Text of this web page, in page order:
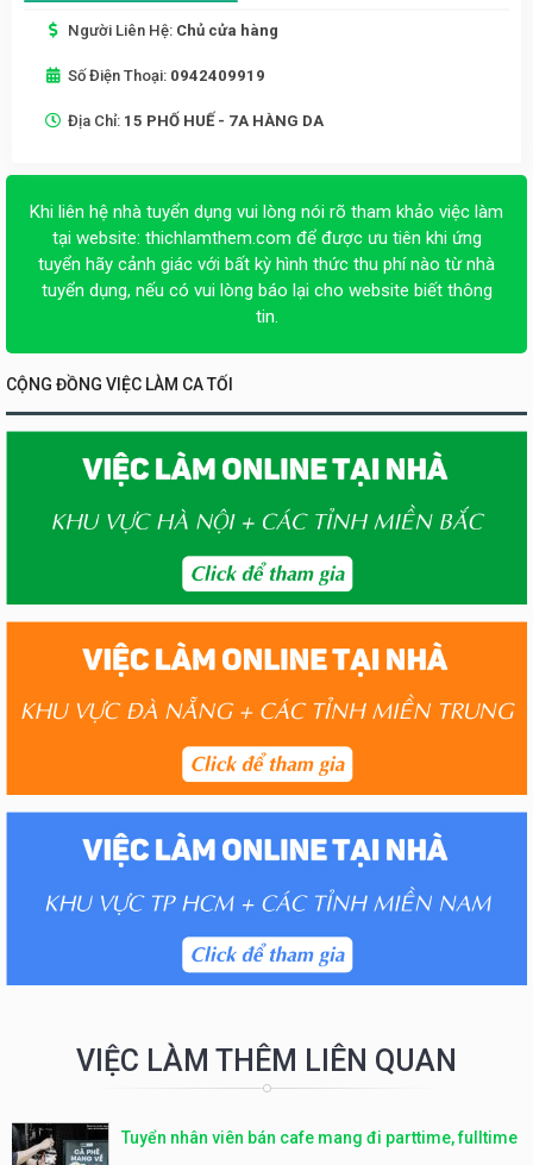
Người Liên Hệ: Chủ cửa hàng
Số Điện Thoại: 0942409919
Địa Chỉ: 15 PHỐ HUẾ - 7A HÀNG DA
Khi liên hệ nhà tuyển dụng vui lòng nói rõ tham khảo việc làm
tại website: thichlamthem.com để được ưu tiên khi ứng
tuyển hãy cảnh giác với bất kỳ hình thức thu phí nào từ nhà
tuyển dụng, nếu có vui lòng báo lại cho website biết thông
tin.
CỘNG ĐỒNG VIỆC LÀM CA TỐI
VIỆC LÀM THÊM LIÊN QUAN
Tuyển nhân viên bán cafe mang đi parttime, fulltime